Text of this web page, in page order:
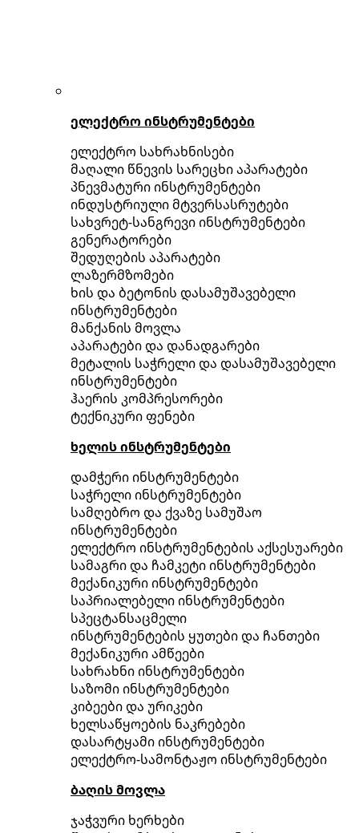
ელექტრო ინსტრუმენტები
ელექტრო სახრახნისები
მაღალი წნევის სარეცხი აპარატები
პნევმატური ინსტრუმენტები
ინდუსტრიული მტვერსასრუტები
სახვრეტ-სანგრევი ინსტრუმენტები
გენერატორები
შედუღების აპარატები
ლაზერმზომები
ხის და ბეტონის დასამუშავებელი
ინსტრუმენტები
მანქანის მოვლა
აპარატები და დანადგარები
მეტალის საჭრელი და დასამუშავებელი
ინსტრუმენტები
ჰაერის კომპრესორები
ტექნიკური ფენები
ხელის ინსტრუმენტები
დამჭერი ინსტრუმენტები
საჭრელი ინსტრუმენტები
სამღებრო და ქვაზე სამუშაო
ინსტრუმენტები
ელექტრო ინსტრუმენტების აქსესუარები
სამაგრი და ჩამკეტი ინსტრუმენტები
მექანიკური ინსტრუმენტები
საპრიალებელი ინსტრუმენტები
სპეცტანსაცმელი
ინსტრუმენტების ყუთები და ჩანთები
მექანიკური ამწეები
სახრახნი ინსტრუმენტები
საზომი ინსტრუმენტები
კიბეები და ურიკები
ხელსაწყოების ნაკრებები
დასარტყამი ინსტრუმენტები
ელექტრო-სამონტაჟო ინსტრუმენტები
ბაღის მოვლა
ჯაჭვური ხერხები